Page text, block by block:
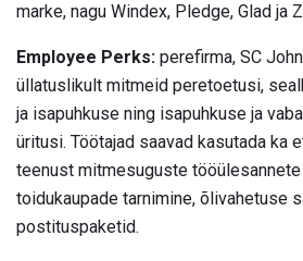
marke, nagu Windex, Pledge, Glad ja
Employee Perks: perefirma, SC
üllatuslikult mitmeid peretoetusi,
ja isapuhkuse ning isapuhkuse ja
üritusi. Töötajad saavad kasutada ka
teenust mitmesuguste
toidukaupade tarnimine, õlivahetuse
postituspaketid.